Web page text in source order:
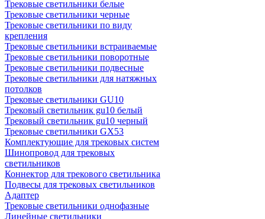
Трековые светильники белые
Трековые светильники черные
Трековые светильники по виду
крепления
Трековые светильники встраиваемые
Трековые светильники поворотные
Трековые светильники подвесные
Трековые светильники для натяжных
потолков
Трековые светильники GU10
Трековый светильник gu10 белый
Трековый светильник gu10 черный
Трековые светильники GX53
Комплектующие для трековых систем
Шинопровод для трековых
светильников
Коннектор для трекового светильника
Подвесы для трековых светильников
Адаптер
Трековые светильники однофазные
Линейные светильники